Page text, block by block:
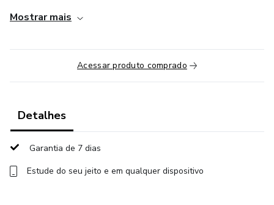
✅ Escrever scripts que realmente convertem
✅ Aumentar as vendas de infoprodutos ou serviços
✅ Atuar como copywriter freelancer profissional
✅ Construir um portfólio poderoso e conquistar clientes
✅ Cobrar de forma estratégica pelo seu trabalho
📘 O que você vai aprender:
Mostrar mais
Acessar produto comprado
Detalhes
Garantia de 7 dias
Estude do seu jeito e em qualquer dispositivo